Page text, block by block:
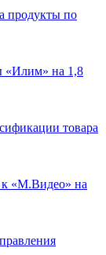
продукты по
«Илим» на 1,8
товара
к «М.Видео» на